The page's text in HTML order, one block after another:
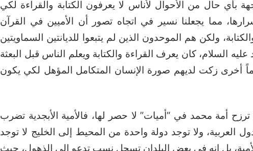
بأي حال من الأحوال لأناس لا يعرفون الكتابة والقراءة لكي
مما يجعلنا نسير في اتجاه تصور أن الأميين في القرآن
ولكن هم الموحدون الذين لم يتبعوا للديانتين السماويتين
السلام، كان يعرف القراءة والكتابة ويعلم الناس قبل البعثة
أخرى زكت لديهم صورة الإنسان المتكامل المؤهل لكي يكون
ترزح أمة محمد في “أميات” لا حصر لها، فالأمية الأبجدية تضرب
العربية، ولا توجد دولة واحدة من المحيط إلى الخليج لا توجد
بل إنه في بعض البلدان تسجل نسب تدعو إلى الذهول، حيث